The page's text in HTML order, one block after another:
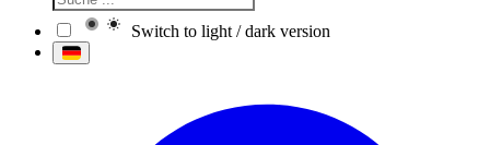
Switch to light / dark version